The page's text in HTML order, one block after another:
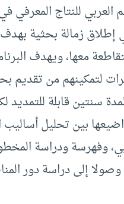
العربي للنتاج
زمالة بحثية بهدف
معها، ويهدف
لتمكينهم من تقديم
سنتين قابلة
بين تحليل أساليب
وفهرسة ودراسة
إلى دراسة دور